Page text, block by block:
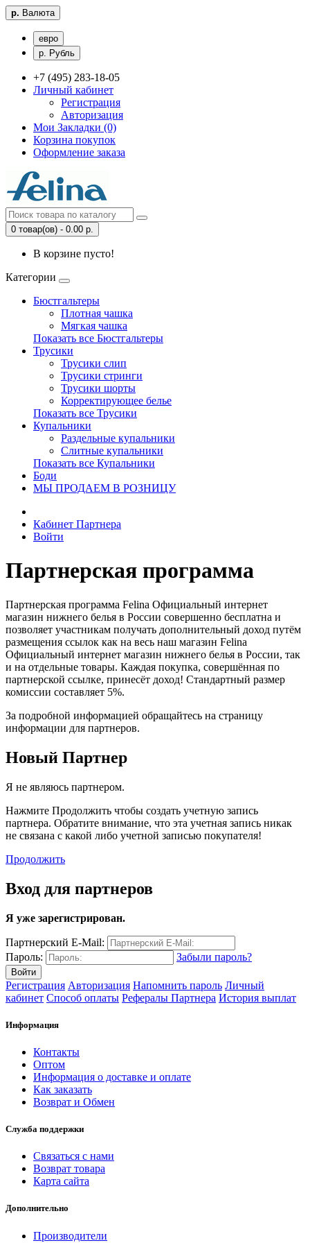
р. Валюта
евро
р. Рубль
+7 (495) 283-18-05
Личный кабинет
Регистрация
Авторизация
Мои Закладки (0)
Корзина покупок
Оформление заказа
0 товар(ов) - 0.00 р.
В корзине пусто!
Категории
Бюстгальтеры
Плотная чашка
Мягкая чашка
Показать все Бюстгальтеры
Трусики
Трусики слип
Трусики стринги
Трусики шорты
Корректирующее белье
Показать все Трусики
Купальники
Раздельные купальники
Слитные купальники
Показать все Купальники
Боди
МЫ ПРОДАЕМ В РОЗНИЦУ
Кабинет Партнера
Войти
Партнерская программа
Партнерская программа Felina Официальный интернет
магазин нижнего белья в России совершенно бесплатна и
позволяет участникам получать дополнительный доход путём
размещения ссылок как на весь наш магазин Felina
Официальный интернет магазин нижнего белья в России, так
и на отдельные товары. Каждая покупка, совершённая по
партнерской ссылке, принесёт доход! Стандартный размер
комиссии составляет 5%.
За подробной информацией обращайтесь на страницу
информации для партнеров.
Новый Партнер
Я не являюсь партнером.
Нажмите Продолжить чтобы создать учетную запись
партнера. Обратите внимание, что эта учетная запись никак
не связана с какой либо учетной записью покупателя!
Продолжить
Вход для партнеров
Я уже зарегистрирован.
Партнерский E-Mail:
Пароль:
Забыли пароль?
Регистрация Авторизация Напомнить пароль Личный
кабинет Способ оплаты Рефералы Партнера История выплат
Информация
Контакты
Оптом
Информация о доставке и оплате
Как заказать
Возврат и Обмен
Служба поддержки
Связаться с нами
Возврат товара
Карта сайта
Дополнительно
Производители